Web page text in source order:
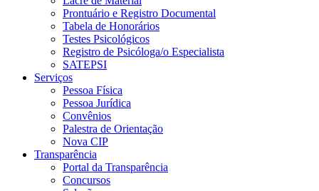
Prontuário e Registro Documental
Tabela de Honorários
Testes Psicológicos
Registro de Psicóloga/o Especialista
SATEPSI
Serviços
Pessoa Física
Pessoa Jurídica
Convênios
Palestra de Orientação
Nova CIP
Transparência
Portal da Transparência
Concursos